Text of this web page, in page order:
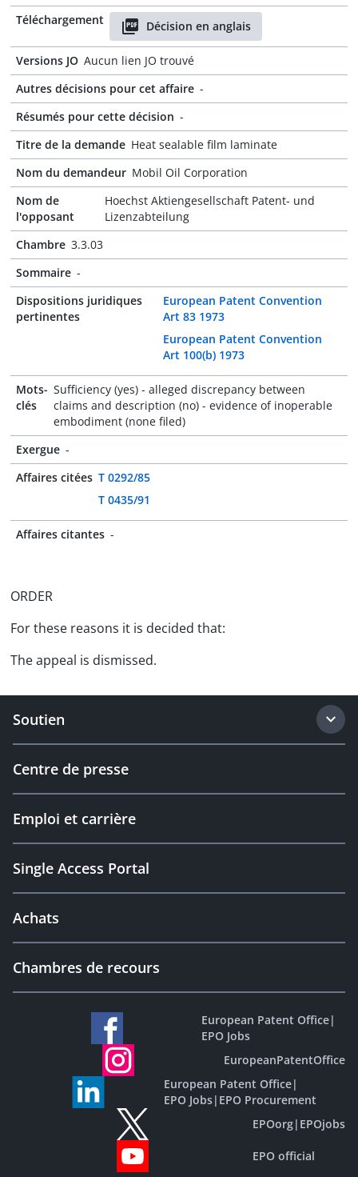
Téléchargement
Décision en anglais
Versions JO Aucun lien JO trouvé
Autres décisions pour cet affaire -
Résumés pour cette décision -
Titre de la demande Heat sealable film laminate
Nom du demandeur Mobil Oil Corporation
Nom de
l'opposant
Hoechst Aktiengesellschaft Patent- und
Lizenzabteilung
Chambre 3.3.03
Sommaire -
Dispositions juridiques
pertinentes
European Patent Convention
Art 83 1973
European Patent Convention
Art 100(b) 1973
Mots-
clés
Sufficiency (yes) - alleged discrepancy between
claims and description (no) - evidence of inoperable
embodiment (none filed)
Exergue -
Affaires citées T 0292/85
T 0435/91
Affaires citantes -
ORDER
For these reasons it is decided that:
The appeal is dismissed.
Soutien
Centre de presse
Emploi et carrière
Single Access Portal
Achats
Chambres de recours
European Patent Office|
EPO Jobs
EuropeanPatentOffice
European Patent Office|
EPO Jobs| EPO Procurement
EPOorg| EPOjobs
EPO official